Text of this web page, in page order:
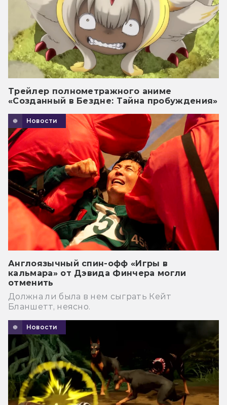
Трейлер полнометражного аниме
«Созданный в Бездне: Тайна пробуждения»
Новости
Англоязычный спин-офф «Игры в
кальмара» от Дэвида Финчера могли
отменить
Должна ли была в нем сыграть Кейт
Бланшетт, неясно.
Новости